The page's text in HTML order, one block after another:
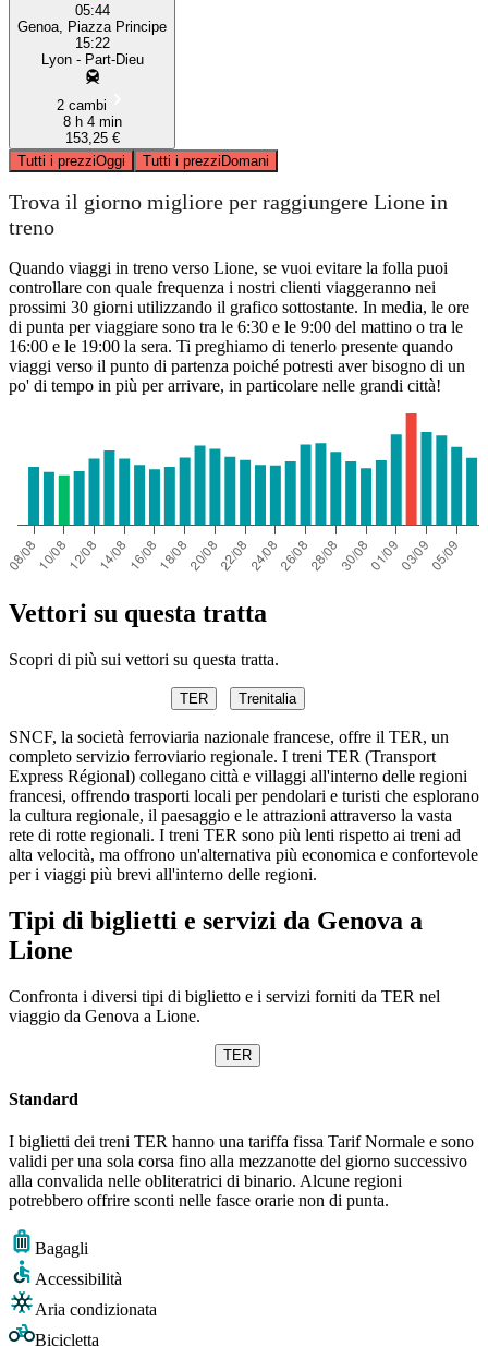
05:44
Genoa, Piazza Principe
15:22
Lyon - Part-Dieu
2 cambi
8 h 4 min
153,25 €
Tutti i prezziOggi Tutti i prezziDomani
Trova il giorno migliore per raggiungere Lione in
treno
Quando viaggi in treno verso Lione, se vuoi evitare la folla puoi
controllare con quale frequenza i nostri clienti viaggeranno nei
prossimi 30 giorni utilizzando il grafico sottostante. In media, le ore
di punta per viaggiare sono tra le 6:30 e le 9:00 del mattino o tra le
16:00 e le 19:00 la sera. Ti preghiamo di tenerlo presente quando
viaggi verso il punto di partenza poiché potresti aver bisogno di un
po' di tempo in più per arrivare, in particolare nelle grandi città!
Vettori su questa tratta
Scopri di più sui vettori su questa tratta.
TER Trenitalia
SNCF, la società ferroviaria nazionale francese, offre il TER, un
completo servizio ferroviario regionale. I treni TER (Transport
Express Régional) collegano città e villaggi all'interno delle regioni
francesi, offrendo trasporti locali per pendolari e turisti che esplorano
la cultura regionale, il paesaggio e le attrazioni attraverso la vasta
rete di rotte regionali. I treni TER sono più lenti rispetto ai treni ad
alta velocità, ma offrono un'alternativa più economica e confortevole
per i viaggi più brevi all'interno delle regioni.
Tipi di biglietti e servizi da Genova a
Lione
Confronta i diversi tipi di biglietto e i servizi forniti da TER nel
viaggio da Genova a Lione.
TER
Standard
I biglietti dei treni TER hanno una tariffa fissa Tarif Normale e sono
validi per una sola corsa fino alla mezzanotte del giorno successivo
alla convalida nelle obliteratrici di binario. Alcune regioni
potrebbero offrire sconti nelle fasce orarie non di punta.
Bagagli
Accessibilità
Aria condizionata
Bicicletta